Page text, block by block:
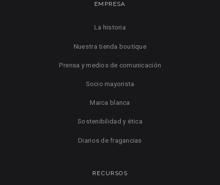
EMPRESA
La historia
Nuestra tienda boutique
Prensa y medios de comunicación
Socio mayorista
Marca blanca
Sostenibilidad y ética
Diarios de fragancias
RECURSOS